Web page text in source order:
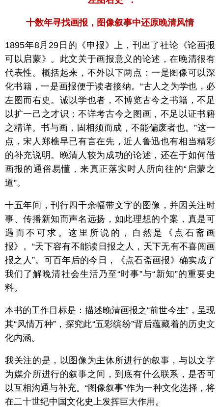
十数年寻找画报，图像叙事中还原晚清风情
1895年8月29日的《申报》上，刊出了社论《论画报
可以启蒙》。此文关于画报意义的论述，在晚清很有
代表性。概括起来，不外以下两点：一是图像可以深
化书籍，一是画报便于读者接纳。“古人之为学也，必
左图而右史。诚以学也者，不博览古今之书籍，不足
以扩一己之才识；不详考古今之图画，不足以证书籍
之精详。书与画，固相须而成，不能偏废者也。”这一
点，宋人郑樵早已有言在先，近人鲁迅也有相当精彩
的补充说明。晚清人较为成功的论述，还在于如何借
画报的通俗易懂，来真正落实时人所向往的“启蒙之
道”。
十五年间，刊行四千余幅带文字的图像，并因关注时
事、传播新知而声名远扬，如此理想的个案，真是可
遇而不可求。这里所说的，自然是《点石斋画
报》。“天下容有不能读日报之人，天下无有不喜阅画
报之人”。可百年后的今日，《点石斋画报》确实成了
我们了解晚清社会生活乃至“时事”与“新知”的重要史
料。
本书的工作目标是：描述晚清画报之“前世今生”，呈现
其“风情万种”，探究此“五彩缤纷”背后蕴藏着的历史文
化内涵。
我关注的是，以图像为主体所进行的叙事，与以文字
为媒介所进行的叙事之间，到底有什么联系，是否可
以互相沟通与补充。“图像叙事”作为一种文化选择，将
在二十世纪中国文化史上发挥巨大作用。